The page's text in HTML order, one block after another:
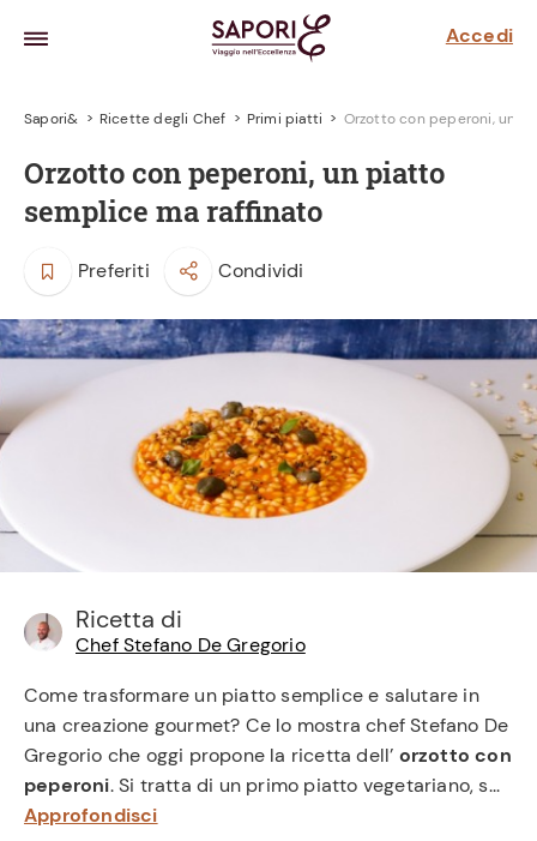
Accedi
ricetta
il
sensi di
Sapori& Ricette degli Chef Primi piatti Orzotto con peperoni, un
Orzotto con peperoni, un piatto
semplice ma raffinato
Preferiti Condividi
Ricetta di
Chef Stefano De Gregorio
Come trasformare un piatto semplice e salutare in
una creazione gourmet? Ce lo mostra chef Stefano De
Gregorio che oggi propone la ricetta dell’ orzotto con
peperoni. Si tratta di un primo piatto vegetariano, s...
Approfondisci